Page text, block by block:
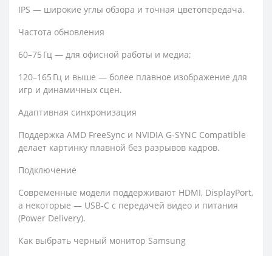
IPS — широкие углы обзора и точная цветопередача.
Частота обновления
60–75 Гц — для офисной работы и медиа;
120–165 Гц и выше — более плавное изображение для
игр и динамичных сцен.
Адаптивная синхронизация
Поддержка AMD FreeSync и NVIDIA G‑SYNC Compatible
делает картинку плавной без разрывов кадров.
Подключение
Современные модели поддерживают HDMI, DisplayPort,
а некоторые — USB‑C с передачей видео и питания
(Power Delivery).
Как выбрать черный монитор Samsung